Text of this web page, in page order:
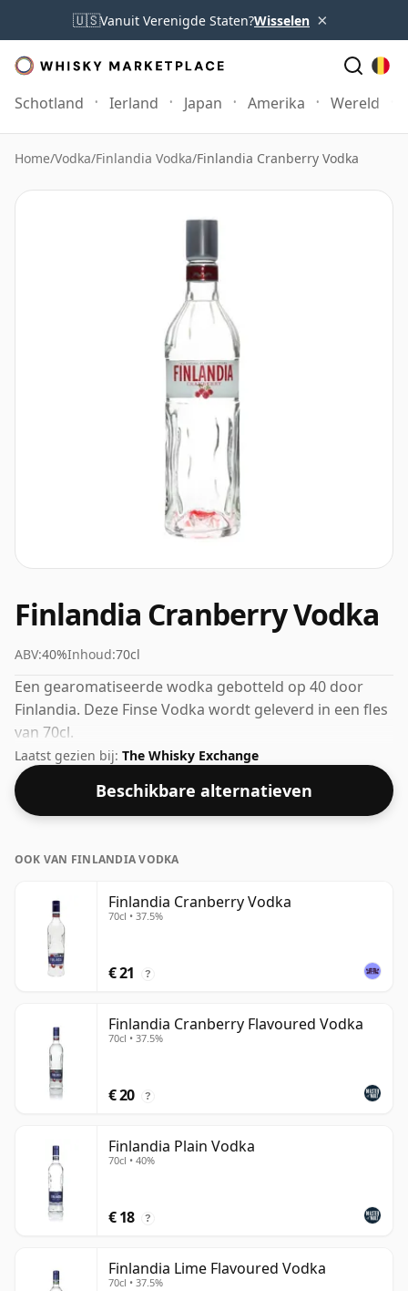
🇺🇸Vanuit Verenigde Staten?Wisselen ×
Schotland Ierland Japan Amerika Wereld
Home/Vodka/Finlandia Vodka/Finlandia Cranberry Vodka
Finlandia Cranberry Vodka
ABV:40%Inhoud:70cl
Een gearomatiseerde wodka gebotteld op 40 door
Finlandia. Deze Finse Vodka wordt geleverd in een fles
van 70cl.
Laatst gezien bij: The Whisky Exchange
Beschikbare alternatieven
OOK VAN FINLANDIA VODKA
Finlandia Cranberry Vodka
70cl • 37.5%
€ 21 ?
Finlandia Cranberry Flavoured Vodka
70cl • 37.5%
€ 20 ?
Finlandia Plain Vodka
70cl • 40%
€ 18 ?
Finlandia Lime Flavoured Vodka
70cl • 37.5%